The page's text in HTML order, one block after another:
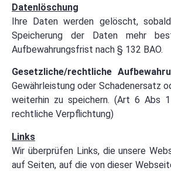
Datenlöschung
Ihre Daten werden gelöscht,
Speicherung der Daten mehr
Aufbewahrungsfrist nach § 132 BAO.
Gesetzliche/rechtliche
Gewährleistung oder Schadenersatz
weiterhin zu speichern. (Art 6 Abs
rechtliche Verpflichtung)
Links
Wir überprüfen Links, die unsere
auf Seiten, auf die von dieser